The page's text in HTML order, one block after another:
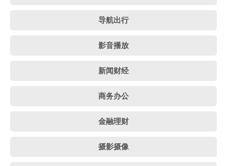
导航出行
影音播放
新闻财经
商务办公
金融理财
摄影摄像